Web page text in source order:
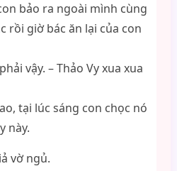
bảo ra ngoài mình cùng
rồi giờ bác ăn lại của con
vậy. – Thảo Vy xua xua
tại lúc sáng con chọc nó
này.
vờ ngủ.